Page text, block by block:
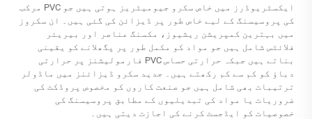
ایکسٹریوڈرز میں خاص سکرو جیومیٹریز ہوتی ہیں جو PVC مرکب
کی پروسیسنگ کے لیے خاص طور پر ڈیزائن کی گئی ہیں۔ ان سکروز
میں بہترین کمپریشن ریشیوز، مکسنگ عناصر اور بیریئر
فلائٹس شامل ہیں جو مواد کو مکمل طور پر پگھلانے کو یقینی
بناتے ہیں جبکہ حرارتی حساس PVC فارمولیشنز پر حرارتی
دباؤ کو کم سے کم رکھتے ہیں۔ جدید سکرو ڈیزائنز میں ماڈولر
ترتیبات بھی شامل ہیں جو صنعت کاروں کو مخصوص پروڈکٹ کی
ضروریات یا مواد کی تبدیلیوں کے مطابق پروسیسنگ کی
خصوصیات کو ایڈجسٹ کرنے کی اجازت دیتی ہیں۔